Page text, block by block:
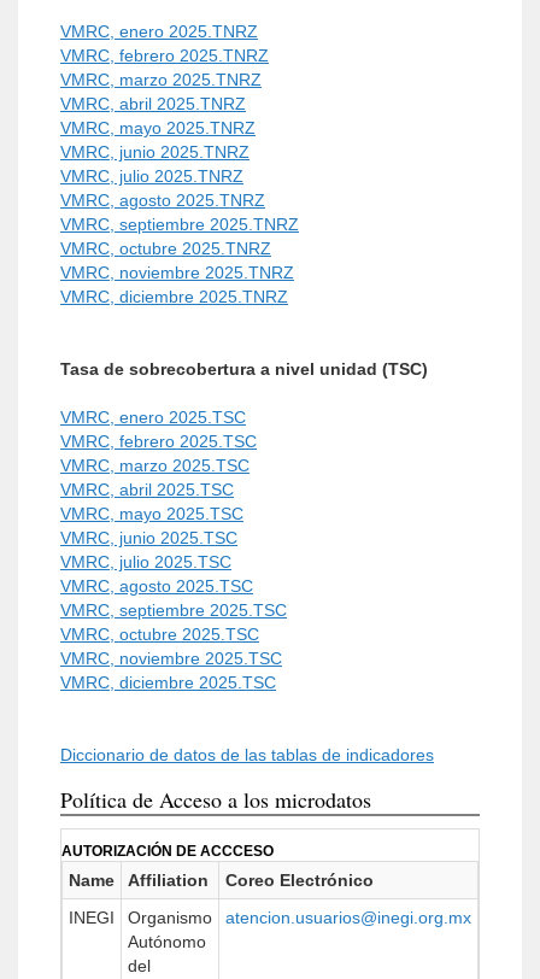
VMRC, enero 2025.TNRZ
VMRC, febrero 2025.TNRZ
VMRC, marzo 2025.TNRZ
VMRC, abril 2025.TNRZ
VMRC, mayo 2025.TNRZ
VMRC, junio 2025.TNRZ
VMRC, julio 2025.TNRZ
VMRC, agosto 2025.TNRZ
VMRC, septiembre 2025.TNRZ
VMRC, octubre 2025.TNRZ
VMRC, noviembre 2025.TNRZ
VMRC, diciembre 2025.TNRZ
Tasa de sobrecobertura a nivel unidad (TSC)
VMRC, enero 2025.TSC
VMRC, febrero 2025.TSC
VMRC, marzo 2025.TSC
VMRC, abril 2025.TSC
VMRC, mayo 2025.TSC
VMRC, junio 2025.TSC
VMRC, julio 2025.TSC
VMRC, agosto 2025.TSC
VMRC, septiembre 2025.TSC
VMRC, octubre 2025.TSC
VMRC, noviembre 2025.TSC
VMRC, diciembre 2025.TSC
Diccionario de datos de las tablas de indicadores
Política de Acceso a los microdatos
AUTORIZACIÓN DE ACCCESO
Name Affiliation Coreo Electrónico
INEGI
Organismo
Autónomo
del
atencion.usuarios@inegi.org.mx